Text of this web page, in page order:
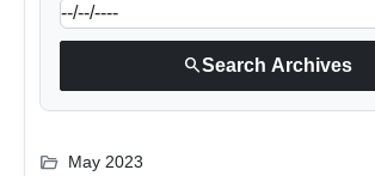
searchSearch Archives
folder_open May 2023